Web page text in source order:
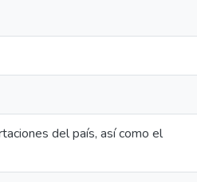
del país, así como el